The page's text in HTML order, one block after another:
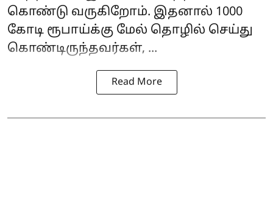
கொண்டு வருகிறோம். இதனால் 1000
கோடி ரூபாய்க்கு மேல் தொழில் செய்து
கொண்டிருந்தவர்கள், ...
Read More